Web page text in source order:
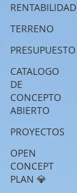
RENTABILIDAD
TERRENO
PRESUPUESTO
CATALOGO
DE
CONCEPTO
ABIERTO
PROYECTOS
OPEN
CONCEPT
PLAN 💎